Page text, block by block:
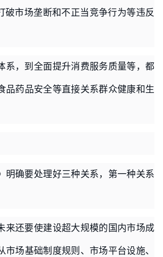
破市场垄断和不正当竞争行为等违反
系，到全面提升消费服务质量等，都
品药品安全等直接关系群众健康和生
明确要处理好三种关系，第一种关系
来还要使建设超大规模的国内市场成
场基础制度规则、市场平台设施、